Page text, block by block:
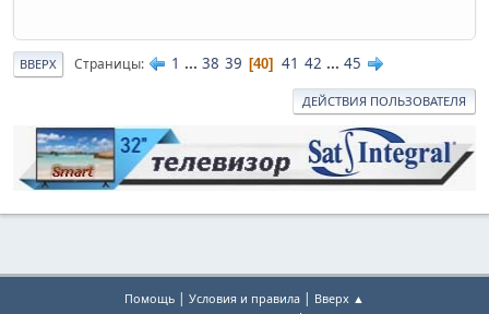
ВВЕРХ Страницы 1 ... 38 39 40 41 42 ... 45
ДЕЙСТВИЯ ПОЛЬЗОВАТЕЛЯ
Помощь | Условия и правила | Вверх ▲